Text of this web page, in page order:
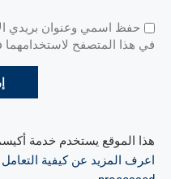
حفظ اسمي وعنوان بريدي
في هذا المتصفح لاستخدامهما
هذا الموقع يستخدم خدمة
اعرف المزيد عن كيفية